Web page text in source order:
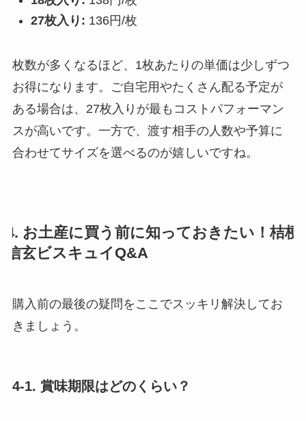
27枚入り: 136円/枚
枚数が多くなるほど、1枚あたりの単価は少しずつ
お得になります。ご自宅用やたくさん配る予定が
ある場合は、27枚入りが最もコストパフォーマン
スが高いです。一方で、渡す相手の人数や予算に
合わせてサイズを選べるのが嬉しいですね。
4. お土産に買う前に知っておきたい！桔梗
信玄ビスキュイQ&A
購入前の最後の疑問をここでスッキリ解決してお
きましょう。
4-1. 賞味期限はどのくらい？